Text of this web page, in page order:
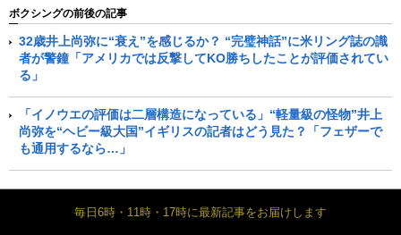
ボクシングの前後の記事
32歳井上尚弥に“衰え”を感じるか？ “完璧神話”に米リング誌の識
者が警鐘「アメリカでは反撃してKO勝ちしたことが評価されてい
る」
「イノウエの評価は二層構造になっている」“軽量級の怪物”井上
尚弥を“ヘビー級大国”イギリスの記者はどう見た？「フェザーで
も通用するなら…」
毎日6時・11時・17時に最新記事をお届けします